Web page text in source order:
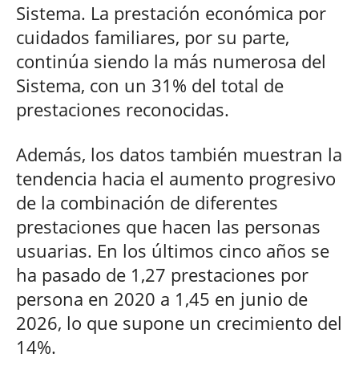
Sistema. La prestación económica por
cuidados familiares, por su parte,
continúa siendo la más numerosa del
Sistema, con un 31% del total de
prestaciones reconocidas.
Además, los datos también muestran la
tendencia hacia el aumento progresivo
de la combinación de diferentes
prestaciones que hacen las personas
usuarias. En los últimos cinco años se
ha pasado de 1,27 prestaciones por
persona en 2020 a 1,45 en junio de
2026, lo que supone un crecimiento del
14%.